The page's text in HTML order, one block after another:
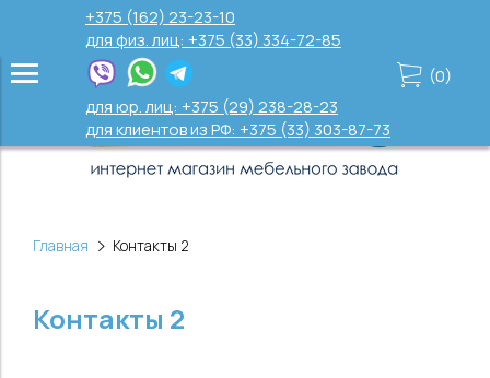
+375 (162) 23-23-10
для физ. лиц: +375 (33) 334-72-85
для юр. лиц: +375 (29) 238-28-23
для клиентов из РФ: +375 (33) 303-87-73
(0)
Главная Контакты 2
Контакты 2